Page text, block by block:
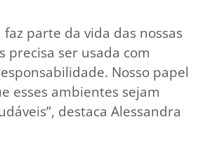
faz parte da vida das nossas
precisa ser usada com
Nosso papel
esses ambientes sejam
destaca Alessandra